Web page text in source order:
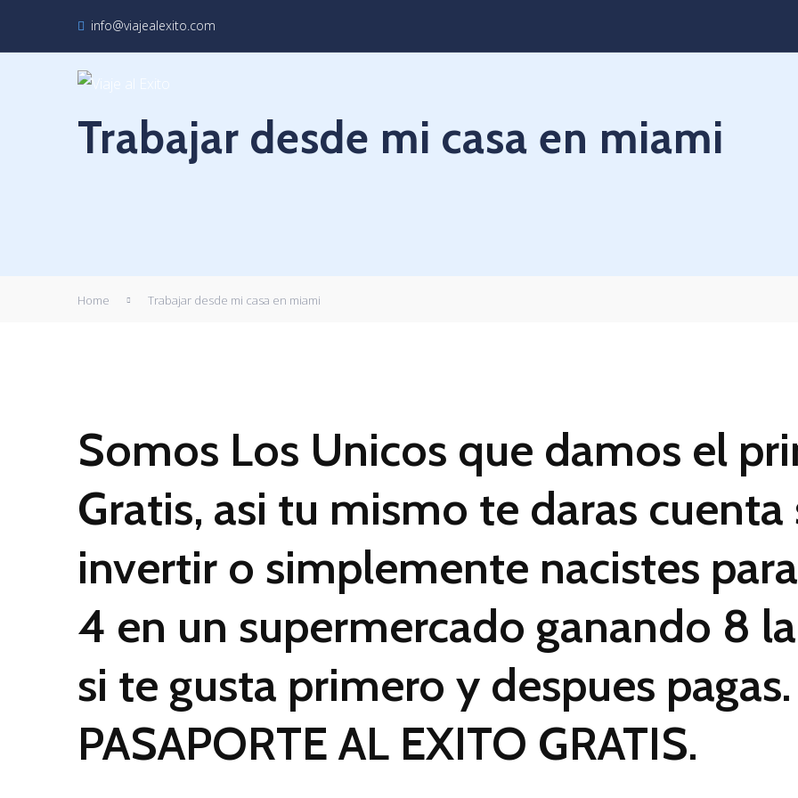
info@viajealexito.com
Trabajar desde mi casa en miami
Home Trabajar desde mi casa en miami
Somos Los Unicos que damos el
Gratis, asi tu mismo te daras cuenta
invertir o simplemente nacistes
4 en un supermercado ganando 8
si te gusta primero y despues
PASAPORTE AL EXITO GRATIS.